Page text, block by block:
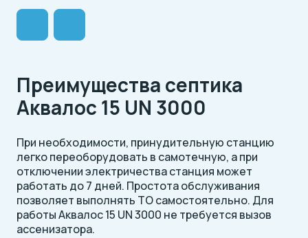
Преимущества септика
Аквалос 15 UN 3000
При необходимости, принудительную станцию
легко переоборудовать в самотечную, а при
отключении электричества станция может
работать до 7 дней. Простота обслуживания
позволяет выполнять ТО самостоятельно. Для
работы Аквалос 15 UN 3000 не требуется вызов
ассенизатора.